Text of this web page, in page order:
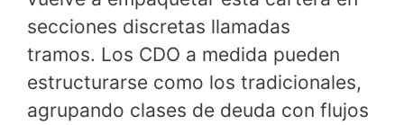
secciones discretas llamadas
tramos. Los CDO a medida pueden
estructurarse como los tradicionales,
agrupando clases de deuda con flujos